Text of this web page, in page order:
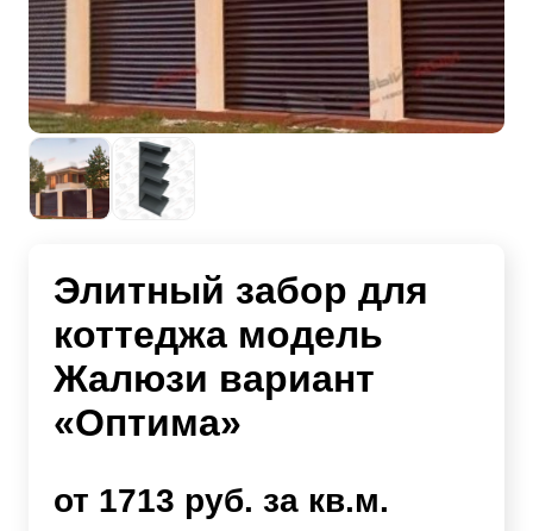
Элитный забор для
коттеджа модель
Жалюзи вариант
«Оптима»
от 1713 руб. за кв.м.